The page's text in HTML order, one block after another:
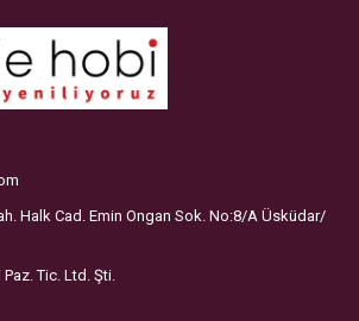
Halk Cad. Emin Ongan Sok. No:8/A Üsküdar/
Tic. Ltd. Şti.